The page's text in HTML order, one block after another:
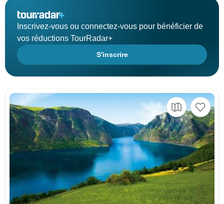
Inscrivez-vous ou connectez-vous pour bénéficier de
vos réductions TourRadar+
S'inscrire